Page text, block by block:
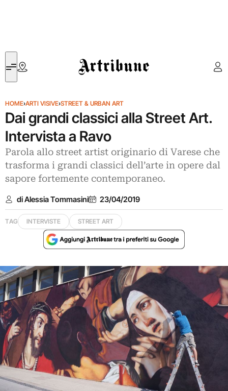
Artribune
HOME›ARTI VISIVE›STREET & URBAN ART
Dai grandi classici alla Street Art.
Intervista a Ravo
Parola allo street artist originario di Varese che
trasforma i grandi classici dell’arte in opere dal
sapore fortemente contemporaneo.
di Alessia Tommasini 23/04/2019
TAG INTERVISTE STREET ART